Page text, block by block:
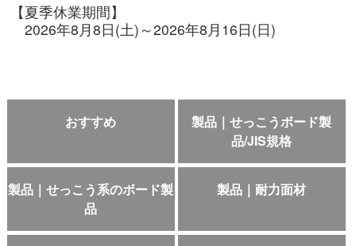
【夏季休業期間】
2026年8月8日(土)～2026年8月16日(日)
おすすめ
製品｜せっこうボード製
品/JIS規格
製品｜せっこう系のボード製
品
製品｜耐力面材